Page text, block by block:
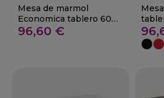
Mesa de marmol
Economica tablero 60
cm redondo
96,60 €